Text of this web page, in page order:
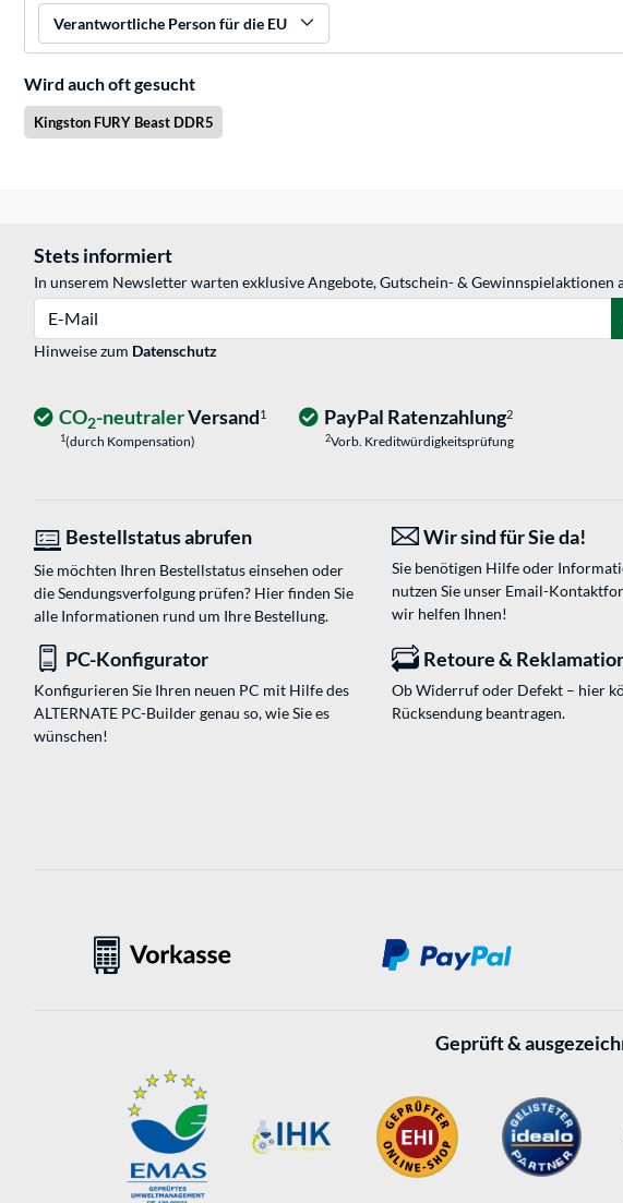
Verantwortliche Person für die EU
Wird auch oft gesucht
Kingston FURY Beast DDR5
Stets informiert
In unserem Newsletter warten exklusive Angebote, Gutschein- & Gewinnspielaktionen
Hinweise zum Datenschutz
CO2-neutralerVersand1
1(durch Kompensation)
PayPal Ratenzahlung2
2Vorb. Kreditwürdigkeitsprüfung
Bestellstatus abrufen
Sie möchten Ihren Bestellstatus einsehen oder
die Sendungsverfolgung prüfen? Hier finden Sie
alle Informationen rund um Ihre Bestellung.
Wir sind für Sie da!
Sie benötigen Hilfe oder
nutzen Sie unser Email-
wir helfen Ihnen!
PC-Konfigurator
Konfigurieren Sie Ihren neuen PC mit Hilfe des
ALTERNATE PC-Builder genau so, wie Sie es
wünschen!
Retoure &
Ob Widerruf oder Defekt – hier
Rücksendung beantragen.
Geprüft &